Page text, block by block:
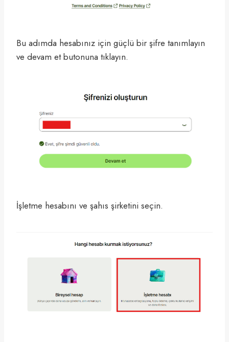
Bu adımda hesabınız için güçlü bir şifre tanımlayın
ve devam et butonuna tıklayın.
İşletme hesabını ve şahıs şirketini seçin.